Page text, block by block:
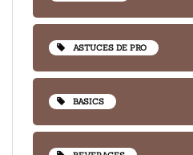
ASTUCES DE PRO
BASICS